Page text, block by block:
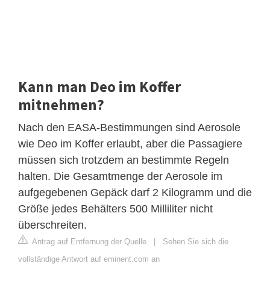
Kann man Deo im Koffer
mitnehmen?
Nach den EASA-Bestimmungen sind Aerosole
wie Deo im Koffer erlaubt, aber die Passagiere
müssen sich trotzdem an bestimmte Regeln
halten. Die Gesamtmenge der Aerosole im
aufgegebenen Gepäck darf 2 Kilogramm und die
Größe jedes Behälters 500 Milliliter nicht
überschreiten.
Antrag auf Entfernung der Quelle | Sehen Sie sich die
vollständige Antwort auf eminent.com an